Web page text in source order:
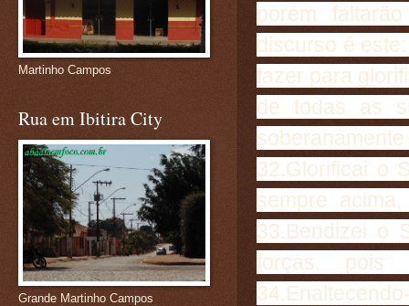
porém
discurso é
fazer para
de todas as
32.Glorificai o
sempre
33.Bendizei o
forças,
Martinho Campos
Rua em Ibitira City
Grande Martinho Campos